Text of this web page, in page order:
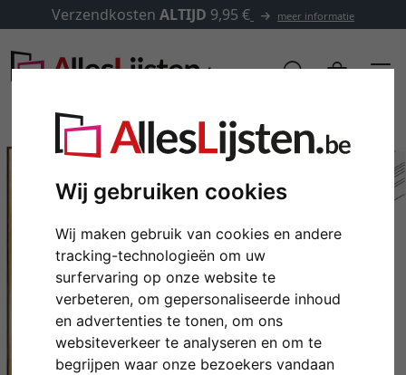
Wij gebruiken cookies
Wij maken gebruik van cookies en andere
tracking-technologieën om uw
surfervaring op onze website te
verbeteren, om gepersonaliseerde inhoud
en advertenties te tonen, om ons
websiteverkeer te analyseren en om te
begrijpen waar onze bezoekers vandaan
Verzendkosten ALTIJD 9,95 € meer informatie
Terug